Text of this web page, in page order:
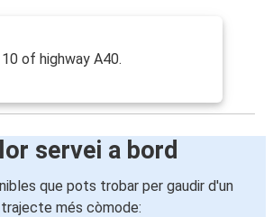
of highway A40.
servei a bord
que pots trobar per gaudir d'un
trajecte més còmode: